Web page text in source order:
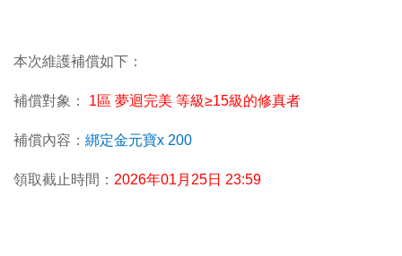
本次維護補償如下：
補償對象： 1區 夢迴完美 等級≥15級的修真者
補償內容： 綁定金元寶x 200
領取截止時間： 2026年01月25日 23:59